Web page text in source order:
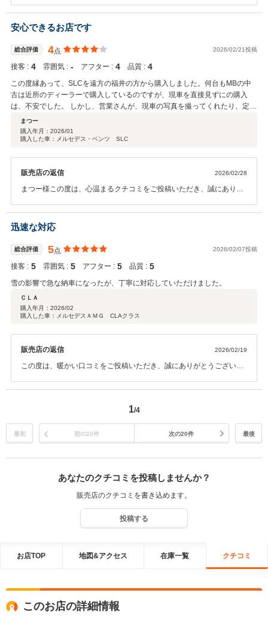
ございました。 これからの時期はオープンでドライブすると気持ちが
良いですね。 運転にはお気をつけてお楽しみください。 今後ともよろ
しくお願いいたします。
安心できるお店です
総合評価 4点 2026/02/21投稿
接客 : 4 雰囲気 : ‐ アフター : 4 品質 : 4
この度縁あって、SLCを遠方の福井の方から購入しました。何台もMBの中
古は近所のディーラーで購入しているのですが、現車を直接見ずにの購入
は、不安でした。 しかし、営業さんが、現車の写真を撮ってくれたり、定期
的に報告の連絡をいただけたり、不安がないように、気を使ってくださった
ので、安心しました。 何年も前から、こちらのディーラーさんには、良い
中古車が入荷するのは知っていたのですが、まさか自分が購入するとは、夢
まつー
購入年月： 2026/01
購入した車：メルセデス・ベンツ SLC
販売店の返信 2026/02/28
まつー様この度は、心温まるクチコミをご投稿いただき、誠にありが
重ねて御礼申し上げます。 現車をご覧いただけない中でのご購入は、
ご不安も多かったかと存じますが、安心してお任せいただけたとのお
言葉を頂戴し、大変嬉しく思っております。 何かございましたら、い
つでもお気軽にご連絡ください。 今後とも末永いお付き合いのほど、
よろしくお願いいたします。
迅速な対応
総合評価 5点 2026/02/07投稿
接客 : 5 雰囲気 : 5 アフター : 5 品質 : 5
雪の影響で急な納車になったが、丁寧に対応していただけました。
ＣＬＡ
購入年月： 2026/02
購入した車：メルセデスＡＭＧ CLAクラス
販売店の返信 2026/02/19
この度は、暖かい口コミをご投稿いただき、誠にありがとうございま
申し上げます。 降雪の影響により、急なご納車となってしまいました
い。 引き続き、どうぞよろしくお願いいたします。
1/4
最初 前の20件 次の20件 最後
あなたのクチコミを投稿しませんか？
販売店のクチコミを書き込めます。
投稿する
お店TOP 地図&アクセス 在庫一覧 クチコミ
このお店の詳細情報